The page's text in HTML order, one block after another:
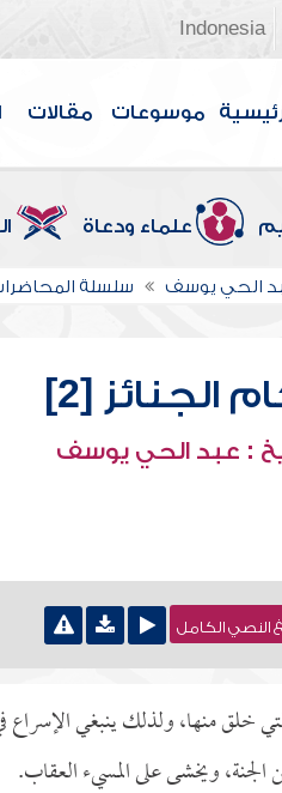
Indonesia
موسوعات مقالات
علماء ودعاة
الحي يوسف سلسلة
الجنائز [2]
: عبد الحي يوسف
النصي الكامل
منها، ولذلك ينبغي الإسراع
ويخشى على المسيء العقاب.